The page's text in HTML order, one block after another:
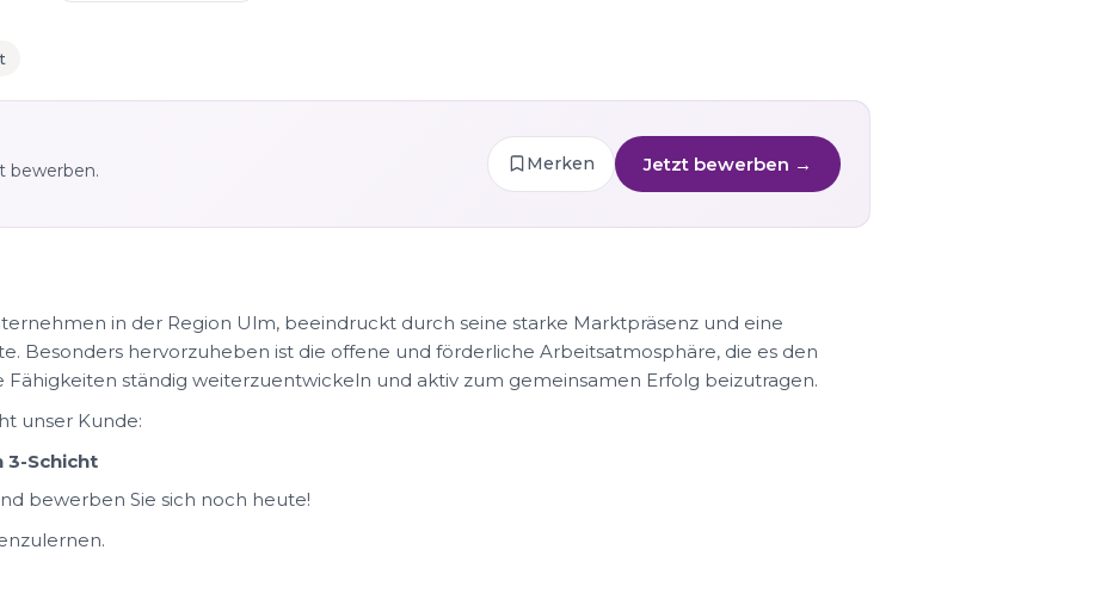
bewerben. Merken Jetzt bewerben →
in der Region Ulm, beeindruckt durch seine starke Marktpräsenz und eine
Besonders hervorzuheben ist die offene und förderliche Arbeitsatmosphäre, die es den
ständig weiterzuentwickeln und aktiv zum gemeinsamen Erfolg beizutragen.
unser Kunde:
3-Schicht
bewerben Sie sich noch heute!